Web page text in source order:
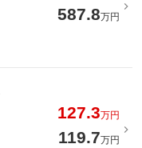
587.8万円
127.3万円
119.7万円